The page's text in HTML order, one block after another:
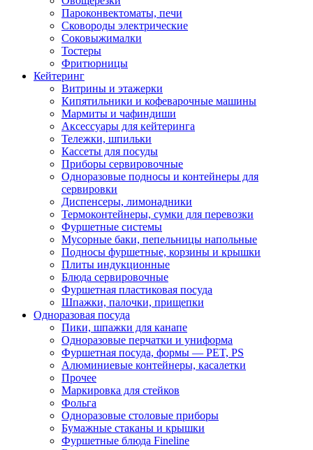
Пароконвектоматы, печи
Сковороды электрические
Соковыжималки
Тостеры
Фритюрницы
Кейтеринг
Витрины и этажерки
Кипятильники и кофеварочные машины
Мармиты и чафиндиши
Аксессуары для кейтеринга
Тележки, шпильки
Кассеты для посуды
Приборы сервировочные
Одноразовые подносы и контейнеры для
сервировки
Диспенсеры, лимонадники
Термоконтейнеры, сумки для перевозки
Фуршетные системы
Мусорные баки, пепельницы напольные
Подносы фуршетные, корзины и крышки
Плиты индукционные
Блюда сервировочные
Фуршетная пластиковая посуда
Шпажки, палочки, прищепки
Одноразовая посуда
Пики, шпажки для канапе
Одноразовые перчатки и униформа
Фуршетная посуда, формы — PET, PS
Алюминиевые контейнеры, касалетки
Прочее
Маркировка для стейков
Фольга
Одноразовые столовые приборы
Бумажные стаканы и крышки
Фуршетные блюда Fineline